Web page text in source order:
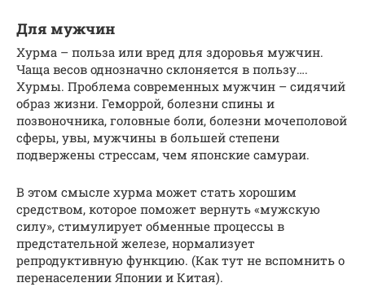
Для мужчин
Хурма – польза или вред для здоровья мужчин.
Чаща весов однозначно склоняется в пользу….
Хурмы. Проблема современных мужчин – сидячий
образ жизни. Геморрой, болезни спины и
позвоночника, головные боли, болезни мочеполовой
сферы, увы, мужчины в большей степени
подвержены стрессам, чем японские самураи.
В этом смысле хурма может стать хорошим
средством, которое поможет вернуть «мужскую
силу», стимулирует обменные процессы в
предстательной железе, нормализует
репродуктивную функцию. (Как тут не вспомнить о
перенаселении Японии и Китая).